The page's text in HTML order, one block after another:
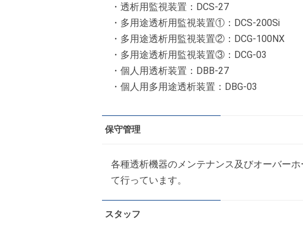
・透析用監視装置：DCS-27
・多用途透析用監視装置①：DCS-200Si
・多用途透析用監視装置②：DCG-100NX
・多用途透析用監視装置③：DCG-03
・個人用透析装置：DBB-27
・個人用多用途透析装置：DBG-03
保守管理
各種透析機器のメンテナンス及びオーバー
て行っています。
スタッフ